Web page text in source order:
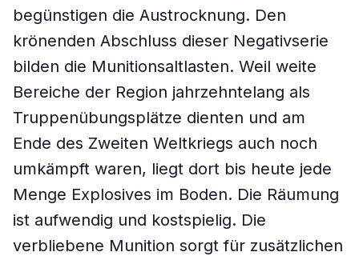
begünstigen die Austrocknung. Den
krönenden Abschluss dieser Negativserie
bilden die Munitionsaltlasten. Weil weite
Bereiche der Region jahrzehntelang als
Truppenübungsplätze dienten und am
Ende des Zweiten Weltkriegs auch noch
umkämpft waren, liegt dort bis heute jede
Menge Explosives im Boden. Die Räumung
ist aufwendig und kostspielig. Die
verbliebene Munition sorgt für zusätzlichen